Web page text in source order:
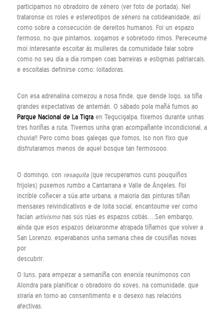
participamos no obradoiro de xénero (ver foto de portada). Nel
trataronse os roles e estereotipos de xénero na cotideanidade, así
como sobre a consecución de dereitos humanos. Foi un espazo
fermoso, no que pintamos, xogamos e sobretodo rimos. Pereceume
moi interesante escoitar ás mulleres da comunidade falar sobre
como no seu día a día rompen coas barreiras e estigmas patriarcais,
e escoitalas definirse como: loitadoras.
Con esa adrenalina comezou a nosa finde, que dende logo, xa tiña
grandes expectativas de antemán. O sábado pola mañá fumos ao
Parque Nacional de La Tigraen Tegucigalpa, fixemos durante unhas
tres horiñas a ruta. Tivemos unha gran acompañante incondicional, a
chuvia!! Pero como boas galegas que fomos, iso non fixo que
disfrutaramos menos de aquel bosque tan fermosooo.
O domingo, con resaquita(que recuperamos cuns pouquiños
frijoles) puxemos rumbo a Cantarrana e Valle de Ángeles. Foi
incríble coñecer a súa arte urbana, a maioria das pinturas tiñan
mensaxes reivindicativos e de loita social, encantoume ver como
facían artivismonas sús rúas es espazos cotiás….Sen embargo,
aínda que esos espazos deixaronme atrapada tiñamos que volver a
San Lorenzo, esperabanos unha semana chea de cousiñas novas
por
descubrir.
O luns, para empezar a semaniña con enerxía reunímonos con
Alondra para planificar o obradoiro do xoves, na comunidade, que
xiraría en torno ao consentimento e o desexo nas relacións
afectivas.